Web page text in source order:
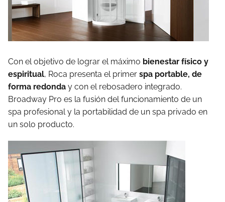
Con el objetivo de lograr el máximo bienestar físico y
espiritual, Roca presenta el primer spa portable, de
forma redonda y con el rebosadero integrado.
Broadway Pro es la fusión del funcionamiento de un
spa profesional y la portabilidad de un spa privado en
un solo producto.